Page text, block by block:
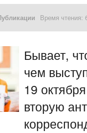
Время чтения:
Бывает,
чем
19
вторую